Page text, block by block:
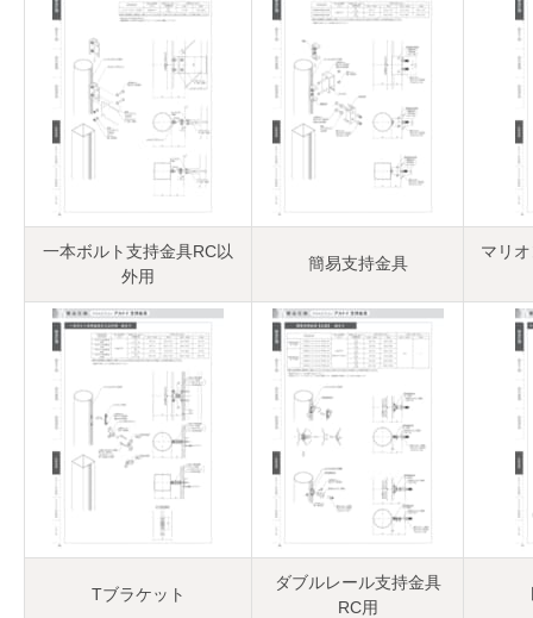
一本ボルト支持金具RC以
外用
簡易支持金具
マリ
Tブラケット
ダブルレール支持金具
RC用